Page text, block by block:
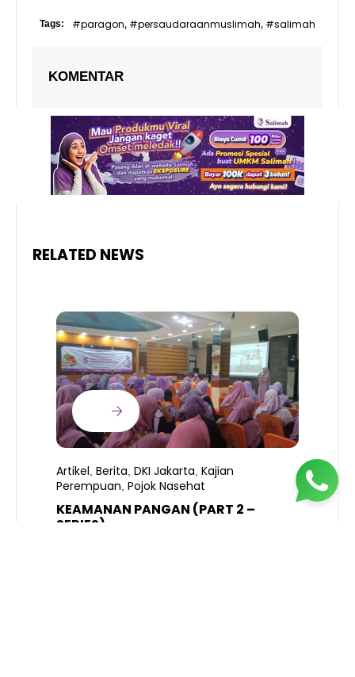
Tags: #paragon, #persaudaraanmuslimah, #salimah
KOMENTAR
RELATED NEWS
Artikel Berita DKI Jakarta Kajian
Perempuan Pojok Nasehat
KEAMANAN PANGAN (PART 2 –
SERIES)